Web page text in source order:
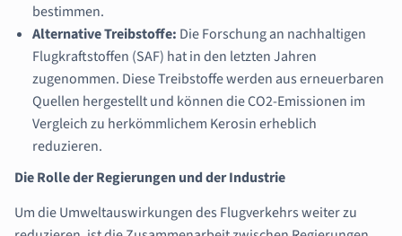
bestimmen.
Alternative Treibstoffe: Die Forschung an nachhaltigen
Flugkraftstoffen (SAF) hat in den letzten Jahren
zugenommen. Diese Treibstoffe werden aus erneuerbaren
Quellen hergestellt und können die CO2-Emissionen im
Vergleich zu herkömmlichem Kerosin erheblich
reduzieren.
Die Rolle der Regierungen und der Industrie
Um die Umweltauswirkungen des Flugverkehrs weiter zu